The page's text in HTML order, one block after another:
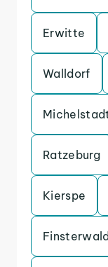
Erwitte
Walldorf
Ratzeburg
Kierspe